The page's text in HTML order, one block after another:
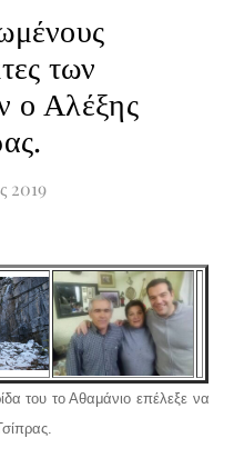
των
ο Αλέξης
2019
του το Αθαμάνιο επέλεξε να